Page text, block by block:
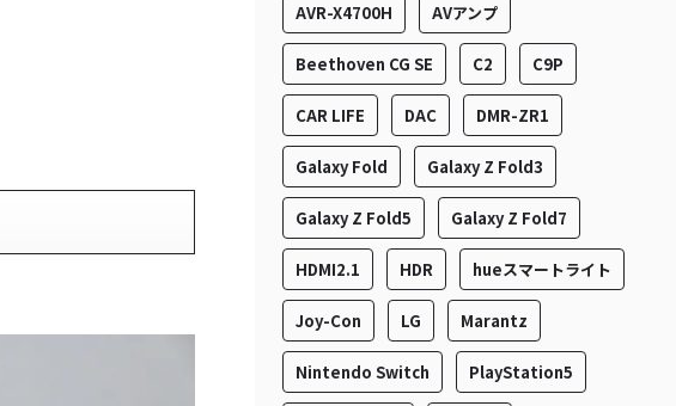
AVR-X4700H AVアンプ
Beethoven CG SE C2 C9P
CAR LIFE DAC DMR-ZR1
Galaxy Fold Galaxy Z Fold3
Galaxy Z Fold5 Galaxy Z Fold7
HDMI2.1 HDR hueスマートライト
Joy-Con LG Marantz
Nintendo Switch PlayStation5